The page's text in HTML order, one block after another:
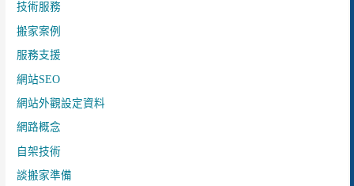
技術服務
搬家案例
服務支援
網站SEO
網站外觀設定資料
網路概念
自架技術
談搬家準備